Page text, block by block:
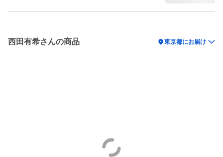
西田有希さんの商品 location_on東京都にお届け